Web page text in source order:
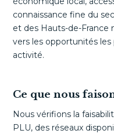
connaissance fine du
et des Hauts-de-
vers les opportunités
activité.
Ce que nous
Nous vérifions la
PLU, des réseaux